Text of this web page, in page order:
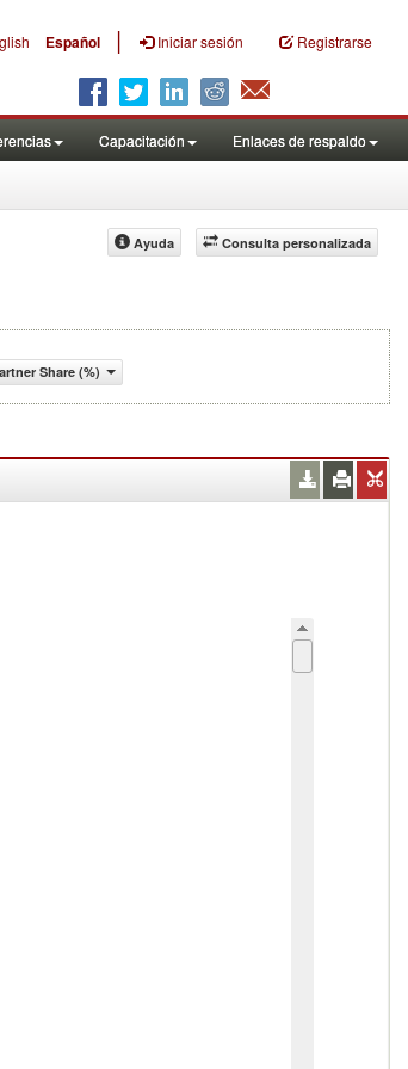
Español | Iniciar sesión Registrarse
Capacitación Enlaces de respaldo
Consulta personalizada
Ayuda
Share (%)